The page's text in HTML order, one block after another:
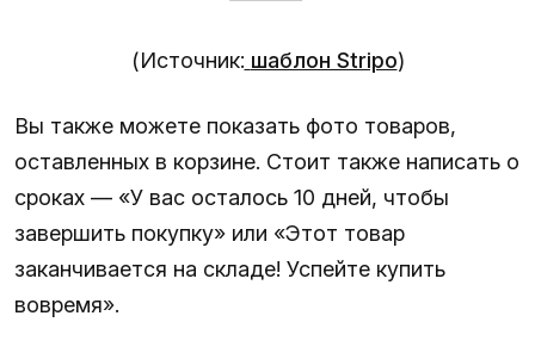
(Источник: шаблон Stripo)
Вы также можете показать фото товаров,
оставленных в корзине. Стоит также написать о
сроках — «У вас осталось 10 дней, чтобы
завершить покупку» или «Этот товар
заканчивается на складе! Успейте купить
вовремя».